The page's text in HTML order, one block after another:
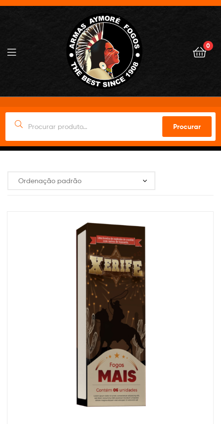
0
Procurar